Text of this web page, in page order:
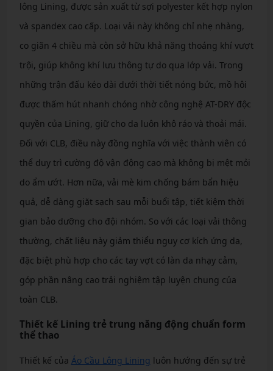
lông Lining, được sản xuất từ sợi polyester kết hợp nylon
và spandex cao cấp. Loại vải này không chỉ nhẹ nhàng,
co giãn 4 chiều mà còn sở hữu khả năng thoáng khí vượt
trội, giúp không khí lưu thông tự do qua lớp vải. Trong
những trận đấu kéo dài dưới thời tiết nóng bức, mồ hôi
được thấm hút nhanh chóng nhờ công nghệ AT-DRY độc
quyền của Lining, giữ cho da luôn khô ráo và thoải mái.
Đối với CLB, điều này đồng nghĩa với việc thành viên có
thể duy trì cường độ vận động cao mà không bị mệt mỏi
do ẩm ướt. Hơn nữa, vải mè kim chống bám bẩn hiệu
quả, dễ dàng giặt sạch sau mỗi buổi tập, tiết kiệm thời
gian bảo dưỡng cho đội nhóm. So với các loại vải thông
thường, chất liệu này giảm thiểu nguy cơ kích ứng da,
đặc biệt phù hợp cho các tay vợt có làn da nhạy cảm,
góp phần nâng cao trải nghiệm tập luyện chung của
toàn CLB.
Thiết kế Lining trẻ trung năng động chuẩn form
thể thao
Thiết kế của Áo Cầu Lông Lining luôn hướng đến sự trẻ